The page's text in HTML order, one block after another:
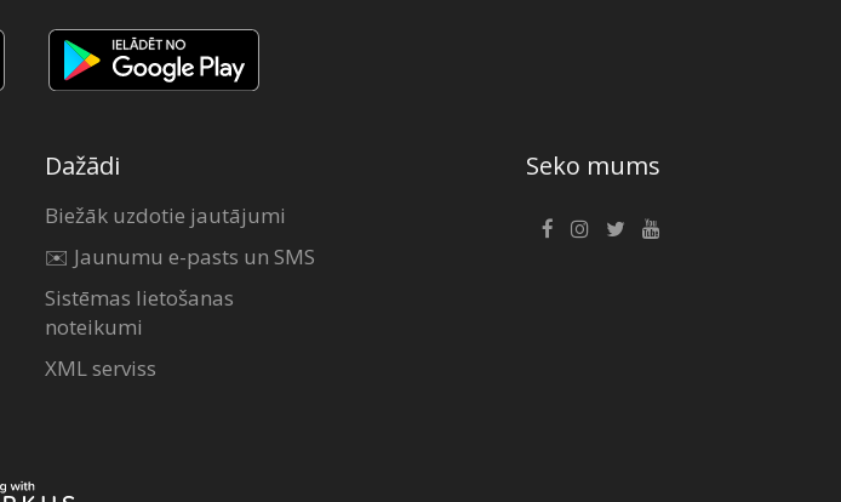
Dažādi
Biežāk uzdotie jautājumi
✉️ Jaunumu e-pasts un SMS
Sistēmas lietošanas
noteikumi
XML serviss
Seko mums